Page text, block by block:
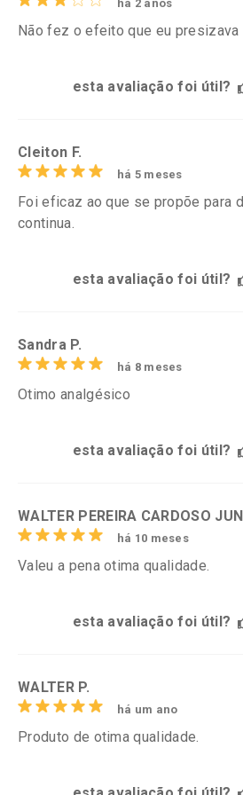
há 2 anos
Não fez o efeito que eu presizava
esta avaliação foi útil?
Cleiton F.
há 5 meses
Foi eficaz ao que se propõe para
continua.
esta avaliação foi útil?
Sandra P.
há 8 meses
Otimo analgésico
esta avaliação foi útil?
WALTER PEREIRA CARDOSO
há 10 meses
Valeu a pena otima qualidade.
esta avaliação foi útil?
WALTER P.
há um ano
Produto de otima qualidade.